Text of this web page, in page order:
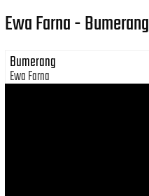
Ewa Farna - Bumerang
Bumerang
Ewa Farna